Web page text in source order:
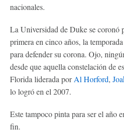
nacionales.
La Universidad de Duke se coronó
primera en cinco años, la
para defender su corona. Ojo,
desde que aquella constelación de
Florida liderada porAl Horford,
lo logró en el 2007.
Este tampoco pinta para ser el año
fin.